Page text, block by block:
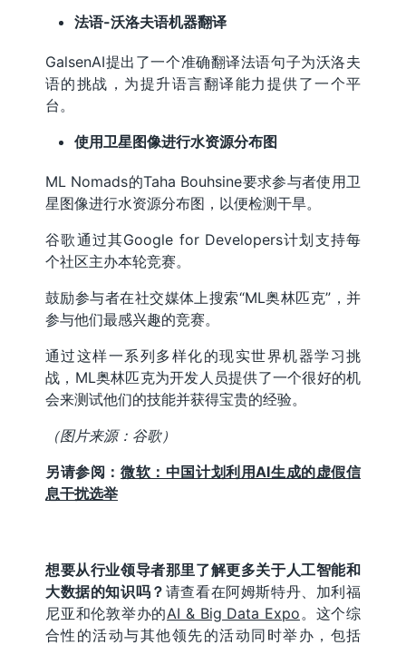
法语-沃洛夫语机器翻译
GalsenAI提出了一个准确翻译法语句子为沃洛夫
语的挑战，为提升语言翻译能力提供了一个平
台。
使用卫星图像进行水资源分布图
ML Nomads的Taha Bouhsine要求参与者使用卫
星图像进行水资源分布图，以便检测干旱。
谷歌通过其Google for Developers计划支持每
个社区主办本轮竞赛。
鼓励参与者在社交媒体上搜索“ML奥林匹克”，并
参与他们最感兴趣的竞赛。
通过这样一系列多样化的现实世界机器学习挑
战，ML奥林匹克为开发人员提供了一个很好的机
会来测试他们的技能并获得宝贵的经验。
（图片来源：谷歌）
另请参阅： 微软：中国计划利用AI生成的虚假信
息干扰选举
想要从行业领导者那里了解更多关于人工智能和
大数据的知识吗？ 请查看在阿姆斯特丹、加利福
尼亚和伦敦举办的AI & Big Data Expo。这个综
合性的活动与其他领先的活动同时举办，包括